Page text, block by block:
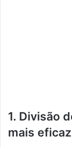
1. Divisão
mais eficaz